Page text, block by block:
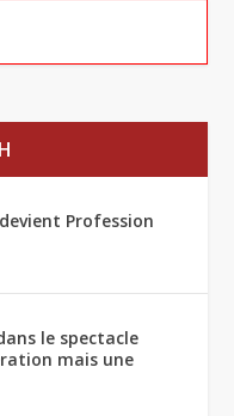
Profession
le spectacle
mais une